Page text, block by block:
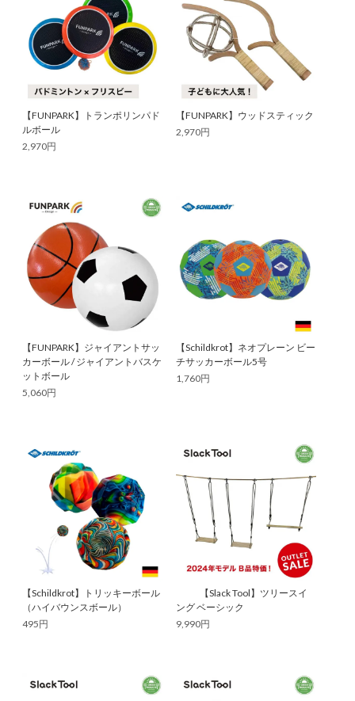
【FUNPARK】トランポリンパド
ルボール
2,970円
【FUNPARK】ウッドスティック
2,970円
【FUNPARK】ジャイアントサッ
カーボール / ジャイアントバスケ
ットボール
5,060円
【Schildkrot】ネオプレーン ビー
チサッカーボール5号
1,760円
【Schildkrot】トリッキーボール
（ハイバウンスボール）
495円
【Slack Tool】ツリースイ
ング ベーシック
9,990円